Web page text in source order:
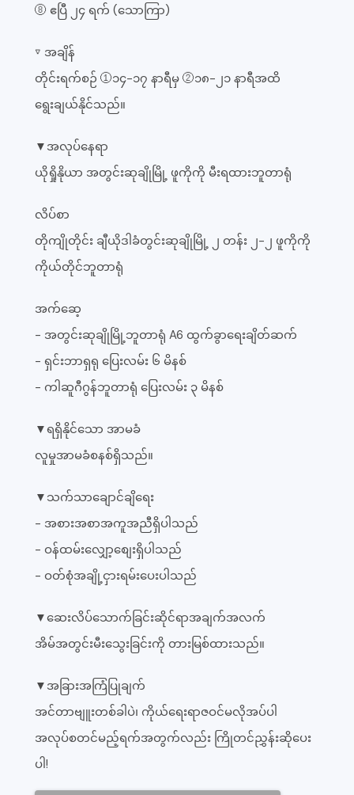
⑧ ဧပြီ ၂၄ ရက် (သောကြာ)
▽ အချိန်
တိုင်းရက်စဉ် ①၁၄-၁၇ နာရီမှ ②၁၈-၂၁ နာရီအထိ
ရွေးချယ်နိုင်သည်။
▼အလုပ်နေရာ
ယိုရှိုနိုယာ အတွင်းဆုချိုမြို့ ဖူကိုကို မီးရထားဘူတာရုံ
လိပ်စာ
တိုကျိုတိုင်း ချီယိုဒါခံတွင်းဆုချိုမြို့ ၂ တန်း ၂-၂ ဖူကိုကို
ကိုယ်တိုင်ဘူတာရုံ
အက်ဆေ့
- အတွင်းဆုချိုမြို့ဘူတာရုံ A6 ထွက်ခွာရေးချိတ်ဆက်
- ရှင်းဘာရှရု ပြေးလမ်း ၆ မိနစ်
- ကါဆူဂီဂွန်ဘူတာရုံ ပြေးလမ်း ၃ မိနစ်
▼ရရှိနိုင်သော အာမခံ
လူမှုအာမခံစနစ်ရှိသည်။
▼သက်သာချောင်ချိရေး
- အစားအစာအကူအညီရှိပါသည်
- ဝန်ထမ်းလျှော့စျေးရှိပါသည်
- ဝတ်စုံအချို့ငှားရမ်းပေးပါသည်
▼ဆေးလိပ်သောက်ခြင်းဆိုင်ရာအချက်အလက်
အိမ်အတွင်းမီးသွေးခြင်းကို တားမြစ်ထားသည်။
▼အခြားအကြံပြုချက်
အင်တာဗျူးတစ်ခါပဲ၊ ကိုယ်ရေးရာဇဝင်မလိုအပ်ပါ
အလုပ်စတင်မည့်ရက်အတွက်လည်း ကြိုတင်ညွှန်းဆိုပေး
ပါ!